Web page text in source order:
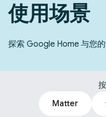
使用场景
探索 Google Home 与您的